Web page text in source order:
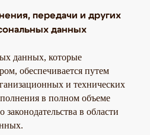
передачи и других
данных
данных, которые
обеспечивается путем
и технических
в полном объеме
в области
ВКОНТАКТЕ PINTEREST